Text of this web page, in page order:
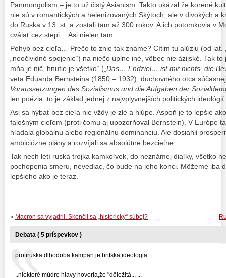
Panmongolism – je to už čistý Asianism. Takto ukázal že korené
nie sú v romantických a helenizovaných Skýtoch, ale v divokých a
do Ruska v 13. st. a zostali tam až 300 rokov. A ich potomkovia v
cválať cez stepi… Asi nielen tam…
Pohyb bez cieľa… Prečo to znie tak známe? Cítim tu alúziu (od lat.
„neočividné spojenie“) na niečo úplne iné, vôbec nie ázijské. Tak
mňa je nič, hnutie je všetko“ („ Das… Endziel… ist mir nichts, die
veta Eduarda Bernsteina (1850 – 1932), duchovného otca
Voraussetzungen des Sozialismus und die Aufgaben der
len poézia, to je základ jednej z najvplyvnejších politických ideológií
Asi sa hýbať bez cieľa nie vždy je zlé a hlúpe. Aspoň je to lepšie
falošným cieľom (proti čomu aj upozorňoval Bernstein). V Európe
hľadala globálnu alebo regionálnu dominanciu. Ale dosiahli
ambiciózne plány a rozvíjali sa absolútne bezcieľne.
Tak nech letí ruská trojka kamkoľvek, do neznámej diaľky, všetko
pochopenia smeru, nevediac, čo bude na jeho konci. Môžeme iba
lepšieho ako je teraz.
« Macron sa vyjadril. Skončil sa „historický“ súboj?
Debata ( 5 príspevkov )
protiruska dlhodoba kampan je britska ideologia ...
..niektoré múdre hlavy hovoria,že "dôležitá... ...